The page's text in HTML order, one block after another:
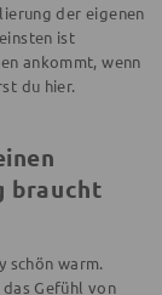
der eigenen
ist
ankommt, wenn
du hier.
braucht
schön warm.
Gefühl von